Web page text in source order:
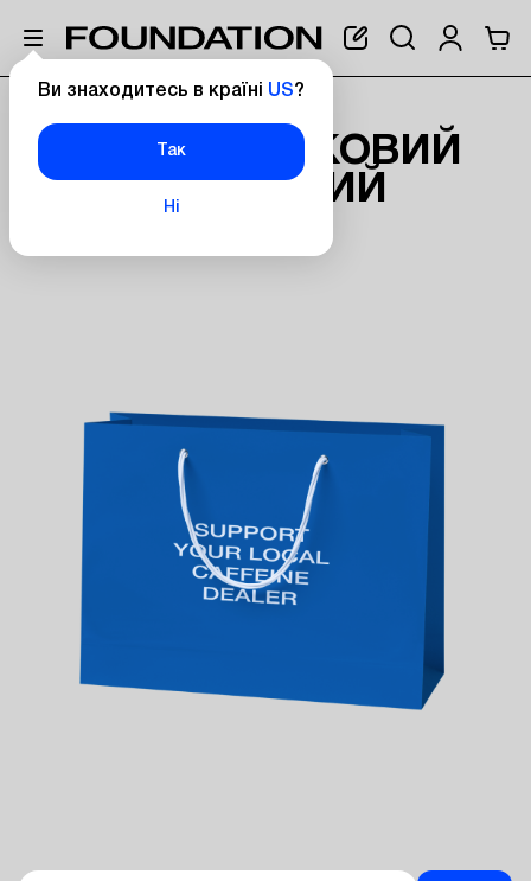
Ви знаходитесь в країні US?
Так
Ні
ПОДАРУНКОВИЙ
ПАКЕТ ВЕЛИКИЙ